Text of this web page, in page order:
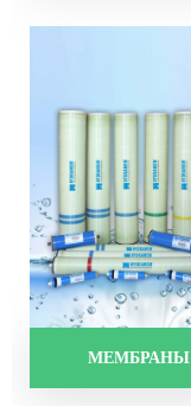
МЕМБРАНЫ